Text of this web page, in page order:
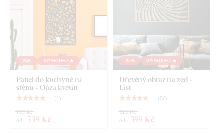
-24% VÝPRODEJ 🔥
Panel do kuchyně na
stěnu - Oáza květin
( 1 )
od 539 Kč
709 Kč
-25% VÝPRODEJ 🔥
Dřevěný obraz na zeď -
List
( 56 )
od 399 Kč
529 Kč